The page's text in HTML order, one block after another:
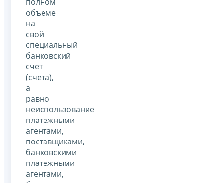
объеме
на
свой
специальный
банковский
счет
(счета),
а
равно
неиспользование
платежными
агентами,
поставщиками,
банковскими
платежными
агентами,